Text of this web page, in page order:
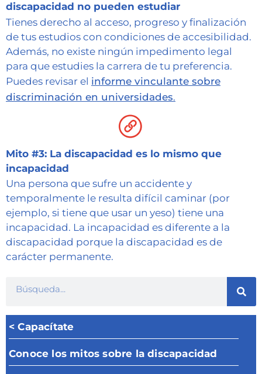
discapacidad no pueden estudiar
Tienes derecho al acceso, progreso y finalización
de tus estudios con condiciones de accesibilidad.
Además, no existe ningún impedimento legal
para que estudies la carrera de tu preferencia.
Puedes revisar el informe vinculante sobre
discriminación en universidades.
Mito #3: La discapacidad es lo mismo que
incapacidad
Una persona que sufre un accidente y
temporalmente le resulta difícil caminar (por
ejemplo, si tiene que usar un yeso) tiene una
incapacidad. La incapacidad es diferente a la
discapacidad porque la discapacidad es de
carácter permanente.
< Capacítate
Conoce los mitos sobre la discapacidad